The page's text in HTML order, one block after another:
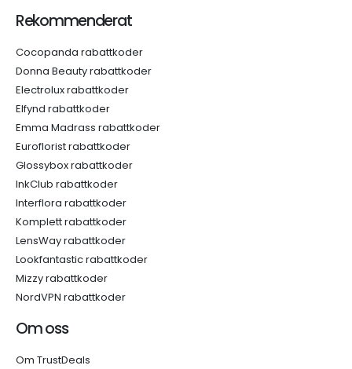
Rekommenderat
Cocopanda rabattkoder
Donna Beauty rabattkoder
Electrolux rabattkoder
Elfynd rabattkoder
Emma Madrass rabattkoder
Euroflorist rabattkoder
Glossybox rabattkoder
InkClub rabattkoder
Interflora rabattkoder
Komplett rabattkoder
LensWay rabattkoder
Lookfantastic rabattkoder
Mizzy rabattkoder
NordVPN rabattkoder
Om oss
Om TrustDeals